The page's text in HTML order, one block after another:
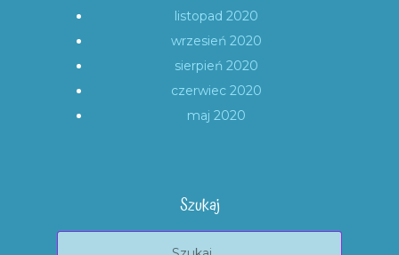
listopad 2020
wrzesień 2020
sierpień 2020
czerwiec 2020
maj 2020
Szukaj